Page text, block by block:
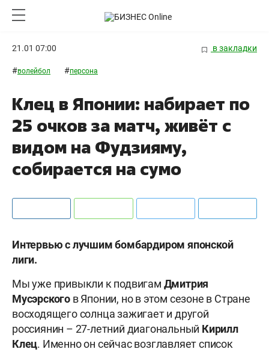
21.01 07:00 в закладки
#волейбол #персона
Клец в Японии: набирает по
25 очков за матч, живёт с
видом на Фудзияму,
собирается на сумо
Интервью с лучшим бомбардиром японской
лиги.
Мы уже привыкли к подвигам Дмитрия
Мусэрского в Японии, но в этом сезоне в Стране
восходящего солнца зажигает и другой
россиянин – 27-летний диагональный Кирилл
Клец. Именно он сейчас возглавляет список